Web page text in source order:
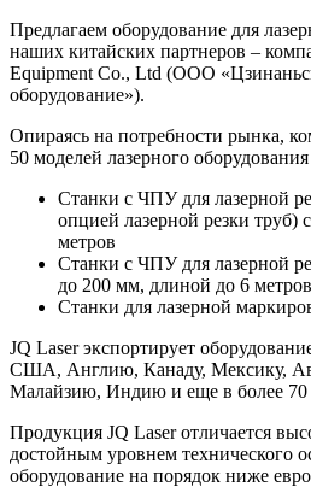
Предлагаем оборудование для
наших китайских партнеров –
Equipment Co., Ltd (ООО
оборудование»).
Опираясь на потребности рынка,
50 моделей лазерного
Станки с ЧПУ для лазерной
опцией лазерной резки труб)
метров
Станки с ЧПУ для лазерной
до 200 мм, длиной до 6
Станки для лазерной
JQ Laser экспортирует
США, Англию, Канаду, Мексику,
Малайзию, Индию и еще в более 70
Продукция JQ Laser отличается
достойным уровнем технического
оборудование на порядок ниже